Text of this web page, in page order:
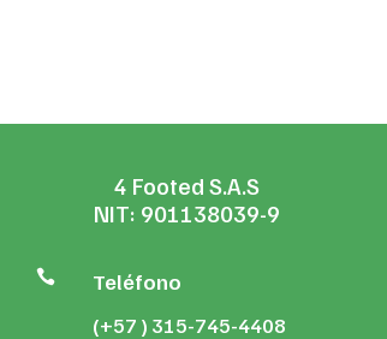
4 Footed S.A.S
NIT: 901138039-9
 Teléfono
(+57 ) 315-745-4408